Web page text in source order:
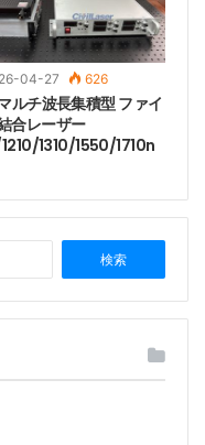
イッテルビウムイオ
ンピングに適してお
にするため、レーザ
います。低雑音・高
雑音指数と特定波
あります。高出力と
、ファイバー増幅技
報告書。
04-27 626
ルチ波長集積型 ファイ
合レーザー
1310/1550/1710n
索
: